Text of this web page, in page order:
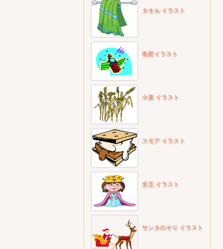
タオル イラスト
衛星イラスト
小麦 イラスト
スモア イラスト
女王 イラスト
サンタのそり イラスト